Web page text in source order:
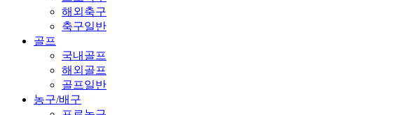
해외축구
축구일반
골프
국내골프
해외골프
골프일반
농구/배구